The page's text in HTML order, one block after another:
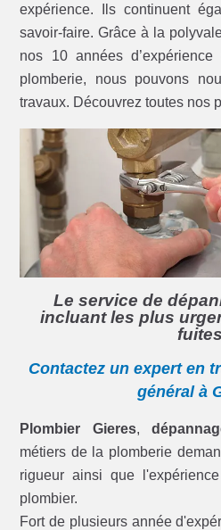
expérience. Ils continuent
savoir-faire. Grâce à la
nos 10 années
plomberie, nous pouvons
travaux. Découvrez toutes nos
Le service de
incluant les plus
fuites
Contactez un expert en
général à
Plombier Gieres,
métiers de la plomberie
rigueur ainsi que
plombier.
Fort de plusieurs année